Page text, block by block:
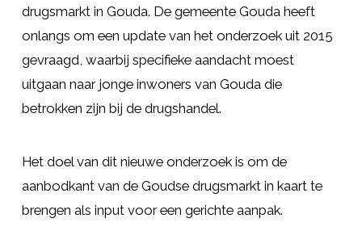
drugsmarkt in Gouda. De gemeente Gouda heeft
onlangs om een update van het onderzoek uit 2015
gevraagd, waarbij specifieke aandacht moest
uitgaan naar jonge inwoners van Gouda die
betrokken zijn bij de drugshandel.
Het doel van dit nieuwe onderzoek is om de
aanbodkant van de Goudse drugsmarkt in kaart te
brengen als input voor een gerichte aanpak.